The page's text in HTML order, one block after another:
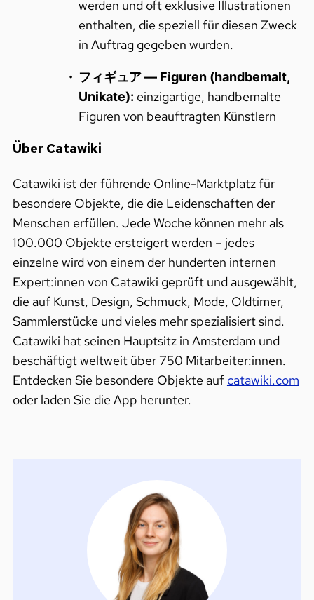
werden und oft exklusive Illustrationen
enthalten, die speziell für diesen Zweck
in Auftrag gegeben wurden.
フィギュア — Figuren (handbemalt,
Unikate): einzigartige, handbemalte
Figuren von beauftragten Künstlern
Über Catawiki
Catawiki ist der führende Online-Marktplatz für
besondere Objekte, die die Leidenschaften der
Menschen erfüllen. Jede Woche können mehr als
100.000 Objekte ersteigert werden – jedes
einzelne wird von einem der hunderten internen
Expert:innen von Catawiki geprüft und ausgewählt,
die auf Kunst, Design, Schmuck, Mode, Oldtimer,
Sammlerstücke und vieles mehr spezialisiert sind.
Catawiki hat seinen Hauptsitz in Amsterdam und
beschäftigt weltweit über 750 Mitarbeiter:innen.
Entdecken Sie besondere Objekte auf catawiki.com
oder laden Sie die App herunter.